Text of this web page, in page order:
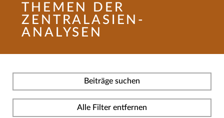
THEMEN DER
ZENTRALASIEN-
ANALYSEN
Beiträge suchen
Alle Filter entfernen